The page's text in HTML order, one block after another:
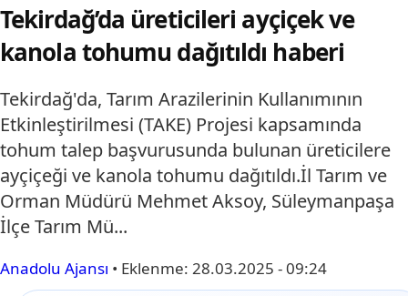
Tekirdağ’da üreticileri ayçiçek ve
kanola tohumu dağıtıldı haberi
Tekirdağ'da, Tarım Arazilerinin Kullanımının
Etkinleştirilmesi (TAKE) Projesi kapsamında
tohum talep başvurusunda bulunan üreticilere
ayçiçeği ve kanola tohumu dağıtıldı.İl Tarım ve
Orman Müdürü Mehmet Aksoy, Süleymanpaşa
İlçe Tarım Mü...
Anadolu Ajansı • Eklenme: 28.03.2025 - 09:24